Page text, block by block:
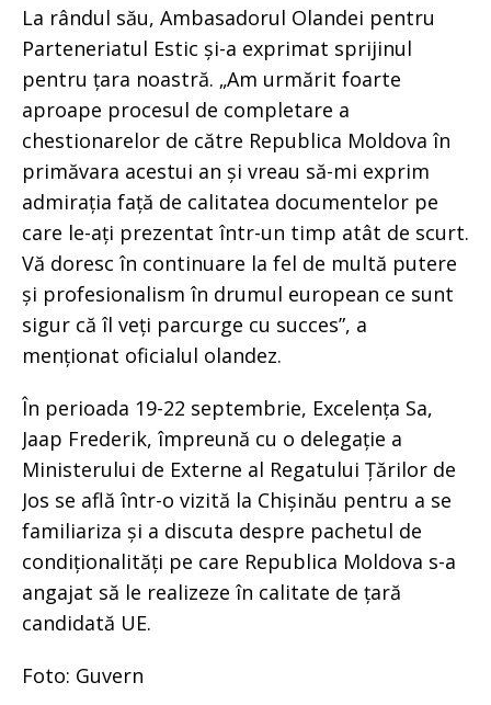
La rândul său, Ambasadorul Olandei pentru
Parteneriatul Estic și-a exprimat sprijinul
pentru țara noastră. „Am urmărit foarte
aproape procesul de completare a
chestionarelor de către Republica Moldova în
primăvara acestui an și vreau să-mi exprim
admirația față de calitatea documentelor pe
care le-ați prezentat într-un timp atât de scurt.
Vă doresc în continuare la fel de multă putere
și profesionalism în drumul european ce sunt
sigur că îl veți parcurge cu succes”, a
menționat oficialul olandez.
În perioada 19-22 septembrie, Excelența Sa,
Jaap Frederik, împreună cu o delegație a
Ministerului de Externe al Regatului Țărilor de
Jos se află într-o vizită la Chișinău pentru a se
familiariza și a discuta despre pachetul de
condiționalități pe care Republica Moldova s-a
angajat să le realizeze în calitate de țară
candidată UE.
Foto: Guvern